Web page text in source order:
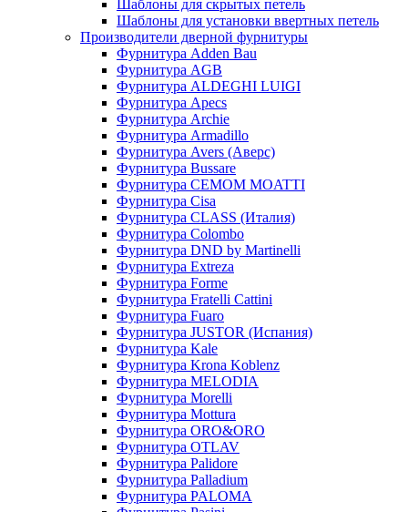
Шаблоны для скрытых петель
Шаблоны для установки ввертных петель
Производители дверной фурнитуры
Фурнитура Adden Bau
Фурнитура AGB
Фурнитура ALDEGHI LUIGI
Фурнитура Apecs
Фурнитура Archie
Фурнитура Armadillo
Фурнитура Avers (Аверс)
Фурнитура Bussare
Фурнитура CEMOM MOATTI
Фурнитура Cisa
Фурнитура CLASS (Италия)
Фурнитура Colombo
Фурнитура DND by Martinelli
Фурнитура Extreza
Фурнитура Forme
Фурнитура Fratelli Cattini
Фурнитура Fuaro
Фурнитура JUSTOR (Испания)
Фурнитура Kale
Фурнитура Krona Koblenz
Фурнитура MELODIA
Фурнитура Morelli
Фурнитура Mottura
Фурнитура ORO&ORO
Фурнитура OTLAV
Фурнитура Palidore
Фурнитура Palladium
Фурнитура PALOMA